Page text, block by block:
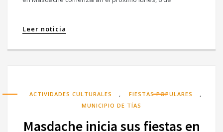
Leer noticia
ACTIVIDADES CULTURALES FIESTAS POPULARES
MUNICIPIO DE TÍAS
Masdache inicia sus fiestas en